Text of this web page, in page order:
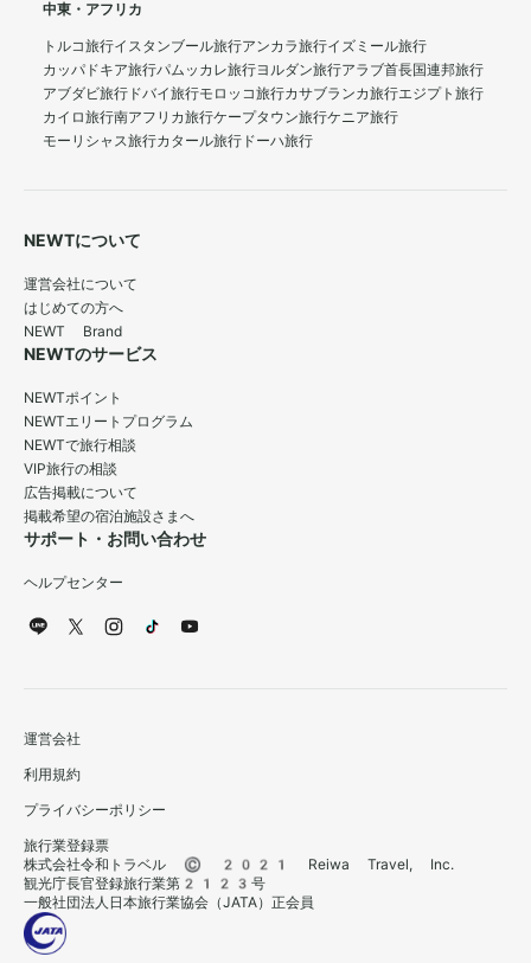
中東・アフリカ
トルコ旅行イスタンブール旅行アンカラ旅行イズミール旅行
カッパドキア旅行パムッカレ旅行ヨルダン旅行アラブ首長国連邦旅行
アブダビ旅行 ドバイ旅行モロッコ旅行カサブランカ旅行エジプト旅行
カイロ旅行南アフリカ旅行ケープタウン旅行ケニア旅行
モーリシャス旅行カタール旅行 ドーハ旅行
NEWTについて
運営会社について
はじめての方へ
NEWT Brand
NEWTのサービス
NEWTポイント
NEWTエリートプログラム
NEWTで旅行相談
VIP旅行の相談
広告掲載について
掲載希望の宿泊施設さまへ
サポート・お問い合わせ
ヘルプセンター
運営会社
利用規約
プライバシーポリシー
旅行業登録票
株式会社令和トラベル © 2021 Reiwa Travel, Inc.
観光庁長官登録旅行業第2123号
一般社団法人日本旅行業協会（JATA）正会員